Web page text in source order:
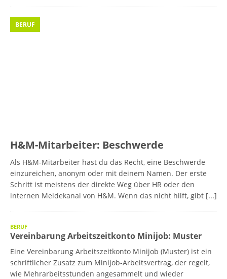
H&M-Mitarbeiter: Beschwerde
BERUF
Als H&M-Mitarbeiter hast du das Recht, eine Beschwerde
einzureichen, anonym oder mit deinem Namen. Der erste
Schritt ist meistens der direkte Weg über HR oder den
internen Meldekanal von H&M. Wenn das nicht hilft, gibt [...]
BERUF
Vereinbarung Arbeitszeitkonto Minijob: Muster
Eine Vereinbarung Arbeitszeitkonto Minijob (Muster) ist ein
schriftlicher Zusatz zum Minijob-Arbeitsvertrag, der regelt,
wie Mehrarbeitsstunden angesammelt und wieder